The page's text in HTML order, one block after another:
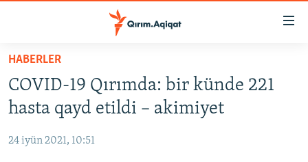
Esas
qaytmaq
Baş
navigatsiyağa
qaytmaq
İQTİSADİYAT
CEMİYET
HABERLER
COVID-19 Qırımda: bir künde 221
hasta qayd etildi – akimiyet
24 iyün 2021, 10:51